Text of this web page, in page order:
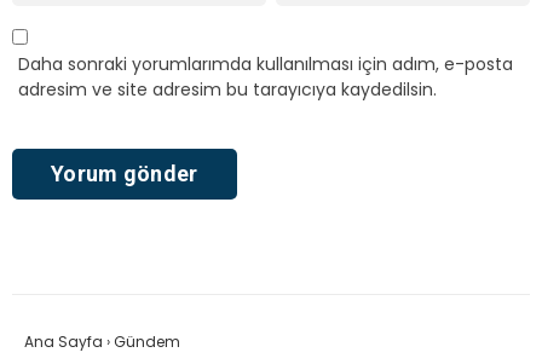
Daha sonraki yorumlarımda kullanılması için adım, e-posta
adresim ve site adresim bu tarayıcıya kaydedilsin.
Ana Sayfa ›Gündem